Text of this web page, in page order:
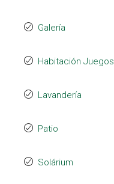
Galería
Habitación Juegos
Lavandería
Patio
Solárium